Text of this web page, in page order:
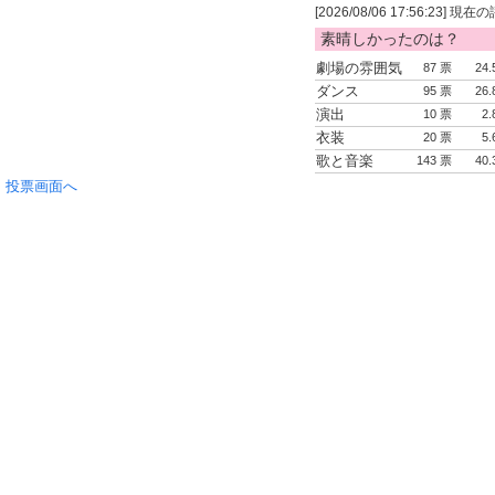
[2026/08/06 17:56:23] 現在の
素晴しかったのは？
劇場の雰囲気 87 票
ダンス 95 票
演出 10 票
衣装 20 票
歌と音楽 143 票
投票画面へ